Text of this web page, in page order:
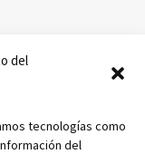
del
tecnologías como
del